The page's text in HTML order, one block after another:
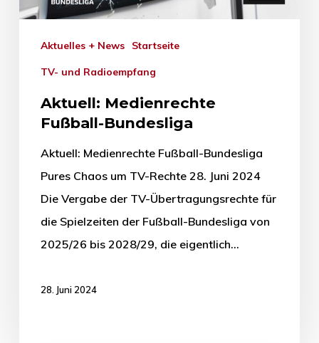
Aktuelles + News Startseite
TV- und Radioempfang
Aktuell: Medienrechte
Fußball-Bundesliga
Aktuell: Medienrechte Fußball-Bundesliga
Pures Chaos um TV-Rechte 28. Juni 2024
Die Vergabe der TV-Übertragungsrechte für
die Spielzeiten der Fußball-Bundesliga von
2025/26 bis 2028/29, die eigentlich…
28. Juni 2024